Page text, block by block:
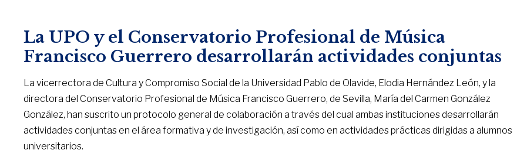
La UPO y el Conservatorio Profesional de Música
Francisco Guerrero desarrollarán actividades conjuntas
La vicerrectora de Cultura y Compromiso Social de la Universidad Pablo de Olavide, Elodia Hernández León, y la
directora del Conservatorio Profesional de Música Francisco Guerrero, de Sevilla, María del Carmen González
González, han suscrito un protocolo general de colaboración a través del cual ambas instituciones desarrollarán
actividades conjuntas en el área formativa y de investigación, así como en actividades prácticas dirigidas a alumnos
universitarios.